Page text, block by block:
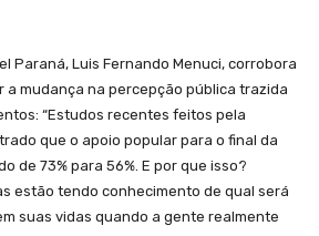
Paraná, Luis Fernando Menuci, corrobora
a mudança na percepção pública trazida
“Estudos recentes feitos pela
que o apoio popular para o final da
de 73% para 56%. E por que isso?
estão tendo conhecimento de qual será
suas vidas quando a gente realmente